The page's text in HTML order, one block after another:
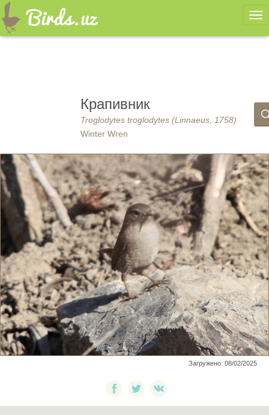
Крапивник
Troglodytes troglodytes (Linnaeus, 1758)
Winter Wren
Загружено: 08/02/2025